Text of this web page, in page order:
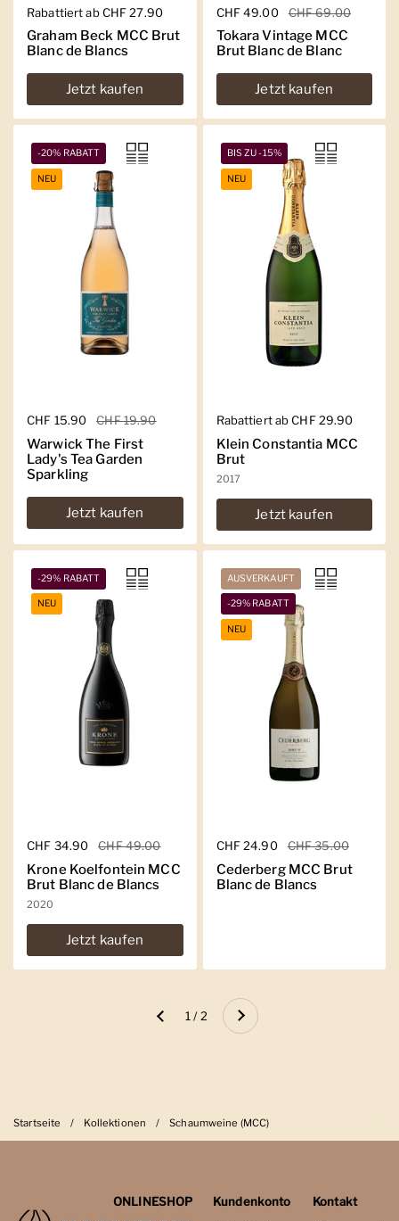
Regulärer Preis
Rabattiert ab CHF 27.90
Graham Beck MCC Brut
Blanc de Blancs
Jetzt kaufen
Regulärer Preis
CHF 49.00 Sale-Preis
CHF 69.00
Tokara Vintage MCC
Brut Blanc de Blanc
Jetzt kaufen
Regulärer Preis
CHF 15.90 Sale-Preis
CHF 19.90
Warwick The First
Lady's Tea Garden
Sparkling
Jetzt kaufen
-20% RABATT
NEU
Regulärer Preis
Rabattiert ab CHF 29.90
Klein Constantia MCC
Brut
2017
Jetzt kaufen
BIS ZU -15%
NEU
Regulärer Preis
CHF 34.90 Sale-Preis
CHF 49.00
Krone Koelfontein MCC
Brut Blanc de Blancs
2020
Jetzt kaufen
-29% RABATT
NEU
Regulärer Preis
CHF 24.90 Sale-Preis
CHF 35.00
Cederberg MCC Brut
Blanc de Blancs
AUSVERKAUFT
-29% RABATT
NEU
Zurück 1 / 2 Weiter
Startseite / Kollektionen / Schaumweine (MCC)
ONLINESHOP
Kundenkonto
Kontakt